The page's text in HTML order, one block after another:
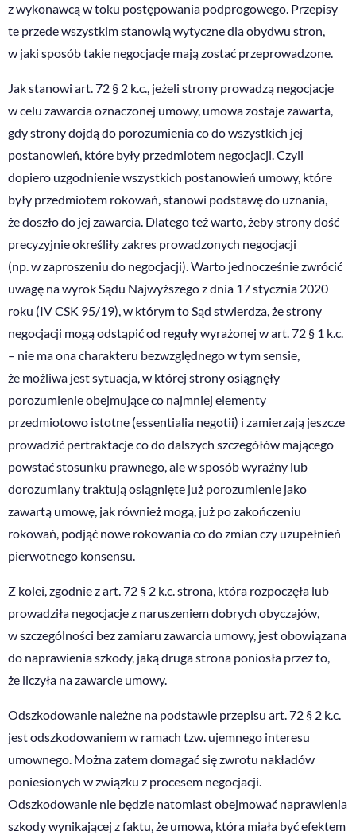
z wykonawcą w toku postępowania podprogowego. Przepisy
te przede wszystkim stanowią wytyczne dla obydwu stron,
w jaki sposób takie negocjacje mają zostać przeprowadzone.
Jak stanowi art. 72 § 2 k.c., jeżeli strony prowadzą negocjacje
w celu zawarcia oznaczonej umowy, umowa zostaje zawarta,
gdy strony dojdą do porozumienia co do wszystkich jej
postanowień, które były przedmiotem negocjacji. Czyli
dopiero uzgodnienie wszystkich postanowień umowy, które
były przedmiotem rokowań, stanowi podstawę do uznania,
że doszło do jej zawarcia. Dlatego też warto, żeby strony dość
precyzyjnie określiły zakres prowadzonych negocjacji
(np. w zaproszeniu do negocjacji). Warto jednocześnie zwrócić
uwagę na wyrok Sądu Najwyższego z dnia 17 stycznia 2020
roku (IV CSK 95/19), w którym to Sąd stwierdza, że strony
negocjacji mogą odstąpić od reguły wyrażonej w art. 72 § 1 k.c.
– nie ma ona charakteru bezwzględnego w tym sensie,
że możliwa jest sytuacja, w której strony osiągnęły
porozumienie obejmujące co najmniej elementy
przedmiotowo istotne (essentialia negotii) i zamierzają jeszcze
prowadzić pertraktacje co do dalszych szczegółów mającego
powstać stosunku prawnego, ale w sposób wyraźny lub
dorozumiany traktują osiągnięte już porozumienie jako
zawartą umowę, jak również mogą, już po zakończeniu
rokowań, podjąć nowe rokowania co do zmian czy uzupełnień
pierwotnego konsensu.
Z kolei, zgodnie z art. 72 § 2 k.c. strona, która rozpoczęła lub
prowadziła negocjacje z naruszeniem dobrych obyczajów,
w szczególności bez zamiaru zawarcia umowy, jest obowiązana
do naprawienia szkody, jaką druga strona poniosła przez to,
że liczyła na zawarcie umowy.
Odszkodowanie należne na podstawie przepisu art. 72 § 2 k.c.
jest odszkodowaniem w ramach tzw. ujemnego interesu
umownego. Można zatem domagać się zwrotu nakładów
poniesionych w związku z procesem negocjacji.
Odszkodowanie nie będzie natomiast obejmować naprawienia
szkody wynikającej z faktu, że umowa, która miała być efektem